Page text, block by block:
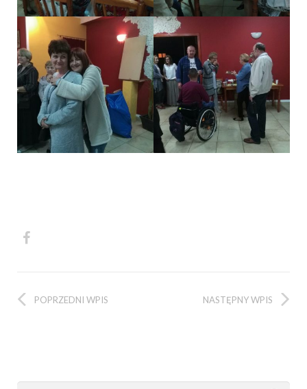
POPRZEDNI WPIS NASTĘPNY WPIS